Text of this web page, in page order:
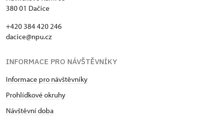
380 01 Dačice
+420 384 420 246
dacice@npu.cz
INFORMACE PRO NÁVŠTĚVNÍKY
Informace pro návštěvníky
Prohlídkové okruhy
Návštěvní doba